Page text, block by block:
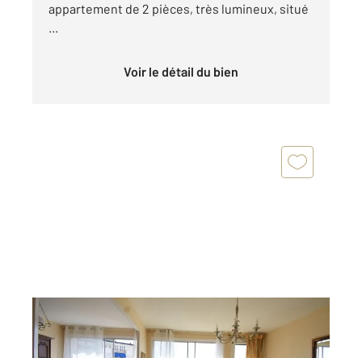
appartement de 2 pièces, très lumineux, situé
...
Voir le détail du bien
VICHY 03
68,03 m , 3 pièces
Ref : 1945